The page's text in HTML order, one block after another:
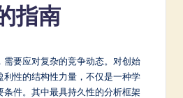
指南
需要应对复杂的竞争动态。对创始
利性的结构性力量，不仅是一种学
条件。其中最具持久性的分析框架